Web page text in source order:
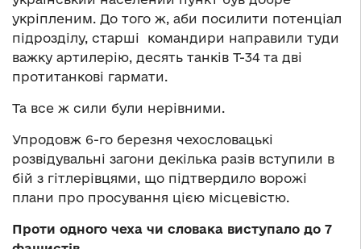
укріпленим. До того ж, аби посилити потенціал
підрозділу, старші командири направили туди
важку артилерію, десять танків Т-34 та дві
протитанкові гармати.
Та все ж сили були нерівними.
Упродовж 6-го березня чехословацькі
розвідувальні загони декілька разів вступили в
бій з гітлерівцями, що підтвердило ворожі
плани про просування цією місцевістю.
Проти одного чеха чи словака виступало до 7